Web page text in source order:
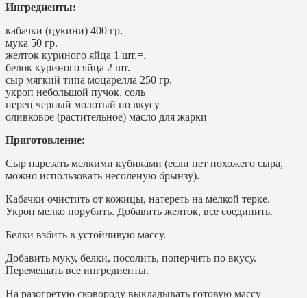
Ингредиенты:
кабачки (цукини) 400 гр.
мука 50 гр.
желток куриного яйца 1 шт,=.
белок куриного яйца 2 шт.
сыр мягкий типа моцарелла 250 гр.
укроп небольшой пучок, соль
перец черный молотый по вкусу
оливковое (растительное) масло для жарки
Приготовление:
Сыр нарезать мелкими кубиками (если нет похожего сыра,
можно использовать несоленую брынзу).
Кабачки очистить от кожицы, натереть на мелкой терке.
Укроп мелко порубить. Добавить желток, все соединить.
Белки взбить в устойчивую массу.
Добавить муку, белки, посолить, поперчить по вкусу.
Перемешать все ингредиенты.
На разогретую сковороду выкладывать готовую массу